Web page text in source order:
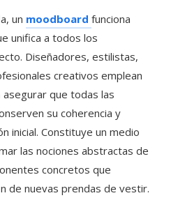
un moodboard funciona
unifica a todos los
Diseñadores, estilistas,
creativos emplean
que todas las
su coherencia y
inicial. Constituye un medio
las nociones abstractas de
concretos que
de nuevas prendas de vestir.